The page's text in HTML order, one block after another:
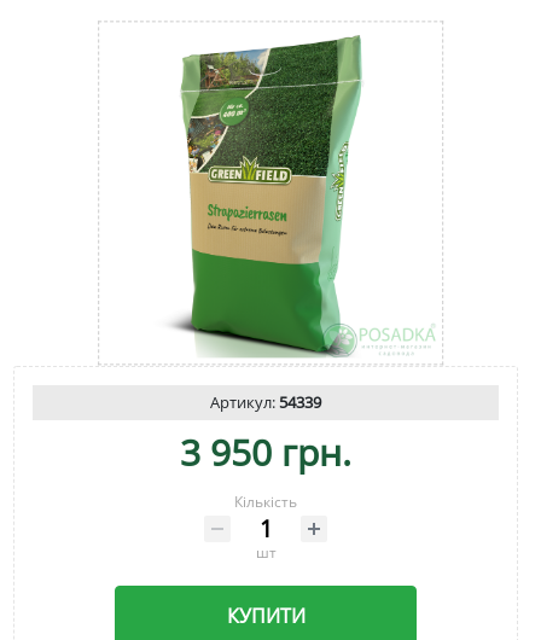
Артикул:54339
3 950 грн.
Кількість
шт
КУПИТИ